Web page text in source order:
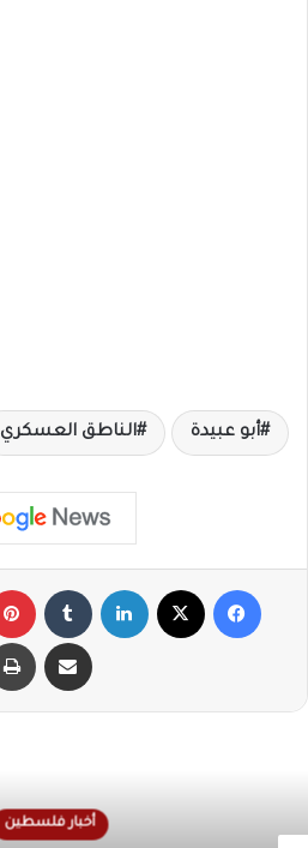
أبو عبيدة الناطق العسكري
أخبار فلسطين